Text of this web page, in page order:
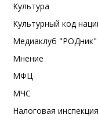
Культура
Культурный код
Медиаклуб "РОДник"
Мнение
МФЦ
МЧС
Налоговая инспекция